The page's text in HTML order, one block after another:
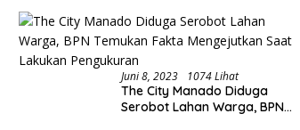
Juni 8, 2023 1074 Lihat
The City Manado Diduga
Serobot Lahan Warga, BPN